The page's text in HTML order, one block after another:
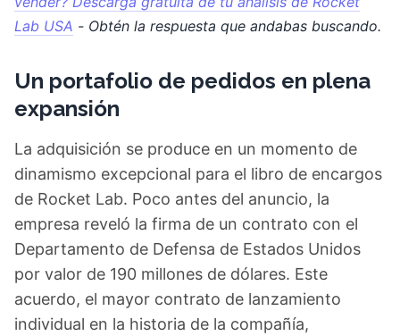
Lab USA - Obtén la respuesta que andabas buscando.
Un portafolio de pedidos en plena
expansión
La adquisición se produce en un momento de
dinamismo excepcional para el libro de encargos
de Rocket Lab. Poco antes del anuncio, la
empresa reveló la firma de un contrato con el
Departamento de Defensa de Estados Unidos
por valor de 190 millones de dólares. Este
acuerdo, el mayor contrato de lanzamiento
individual en la historia de la compañía,